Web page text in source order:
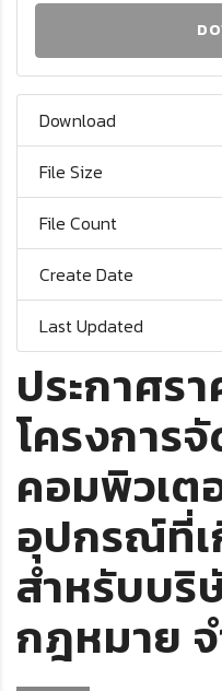
Download
File Size
File Count
Create Date
Last Updated
ประกาศร
โครงการ
คอมพิวเต
อุปกรณ์ที่
สำหรับบริ
กฎหมาย